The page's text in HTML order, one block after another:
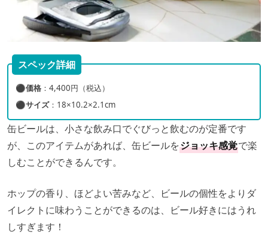
スペック詳細
⚫︎価格 ：4,400円（税込）
⚫︎サイズ：18×10.2×2.1cm
缶ビールは、小さな飲み口でぐびっと飲むのが定番です
が、このアイテムがあれば、缶ビールをジョッキ感覚で楽
しむことができるんです。
ホップの香り、ほどよい苦みなど、ビールの個性をよりダ
イレクトに味わうことができるのは、ビール好きにはうれ
しすぎます！